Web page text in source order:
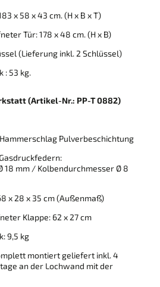
x 58 x 43 cm. (H x B x T)
Tür: 178 x 48 cm. (H x B)
(Lieferung inkl. 2 Schlüssel)
: 53 kg.
(Artikel-Nr.: PP-T 0882)
Pulverbeschichtung
18 mm / Kolbendurchmesser Ø 8
x 28 x 35 cm (Außenmaß)
Klappe: 62 x 27 cm
9,5 kg
montiert geliefert inkl. 4
an der Lochwand mit der